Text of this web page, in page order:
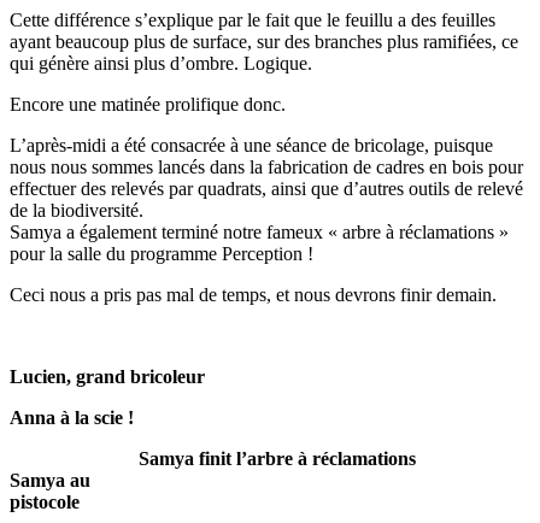
Cette différence s’explique par le fait que le feuillu a des feuilles
ayant beaucoup plus de surface, sur des branches plus ramifiées, ce
qui génère ainsi plus d’ombre. Logique.
Encore une matinée prolifique donc.
L’après-midi a été consacrée à une séance de bricolage, puisque
nous nous sommes lancés dans la fabrication de cadres en bois pour
effectuer des relevés par quadrats, ainsi que d’autres outils de relevé
de la biodiversité.
Samya a également terminé notre fameux « arbre à réclamations »
pour la salle du programme Perception !
Ceci nous a pris pas mal de temps, et nous devrons finir demain.
Lucien, grand bricoleur
Samya finit l’arbre à réclamations
Anna à la scie !
Samya au
pistocole